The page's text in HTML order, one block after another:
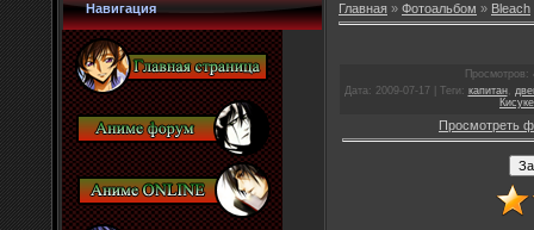
Навигация Главная » Фотоальбом » Bleach
Просмотров :
Дата : 2009-07-17 | Теги : капитан,
Просмотреть